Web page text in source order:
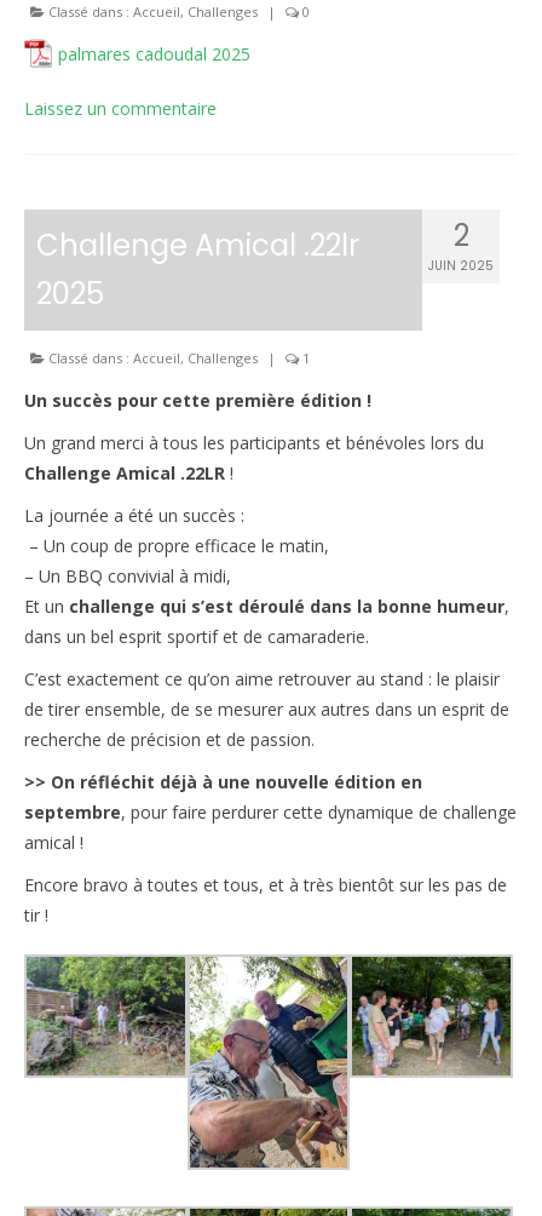
Classé dans : Accueil, Challenges | 0
palmares cadoudal 2025
Laissez un commentaire
2
JUIN 2025
Challenge Amical .22lr
2025
Classé dans : Accueil, Challenges | 1
Un succès pour cette première édition !
Un grand merci à tous les participants et bénévoles lors du
Challenge Amical .22LR !
La journée a été un succès :
– Un coup de propre efficace le matin,
– Un BBQ convivial à midi,
Et un challenge qui s’est déroulé dans la bonne humeur,
dans un bel esprit sportif et de camaraderie.
C’est exactement ce qu’on aime retrouver au stand : le plaisir
de tirer ensemble, de se mesurer aux autres dans un esprit de
recherche de précision et de passion.
>> On réfléchit déjà à une nouvelle édition en
septembre, pour faire perdurer cette dynamique de challenge
amical !
Encore bravo à toutes et tous, et à très bientôt sur les pas de
tir !